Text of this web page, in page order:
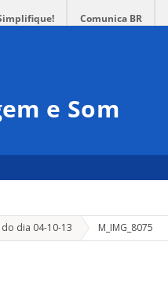
Comunica BR
e Som
dia 04-10-13 M_IMG_8075